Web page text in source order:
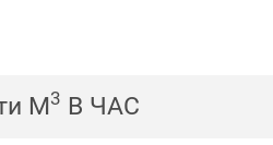
М3 В ЧАС